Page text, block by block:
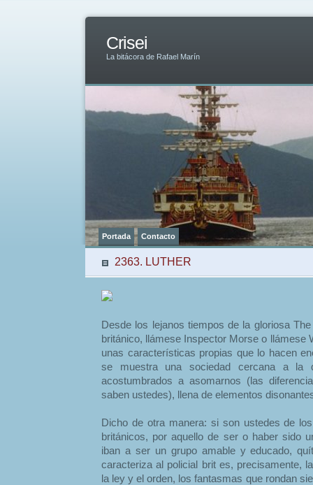
Crisei
La bitácora de Rafael Marín
Portada Contacto
2363. LUTHER
Desde los lejanos tiempos de la gloriosa
británico, llámese Inspector Morse o llámese
unas características propias que lo hacen
se muestra una sociedad cercana a la
acostumbrados a asomarnos (las
saben ustedes), llena de elementos
Dicho de otra manera: si son ustedes de
británicos, por aquello de ser o haber sido
iban a ser un grupo amable y educado,
caracteriza al policial brit es, precisamente,
la ley y el orden, los fantasmas que rondan